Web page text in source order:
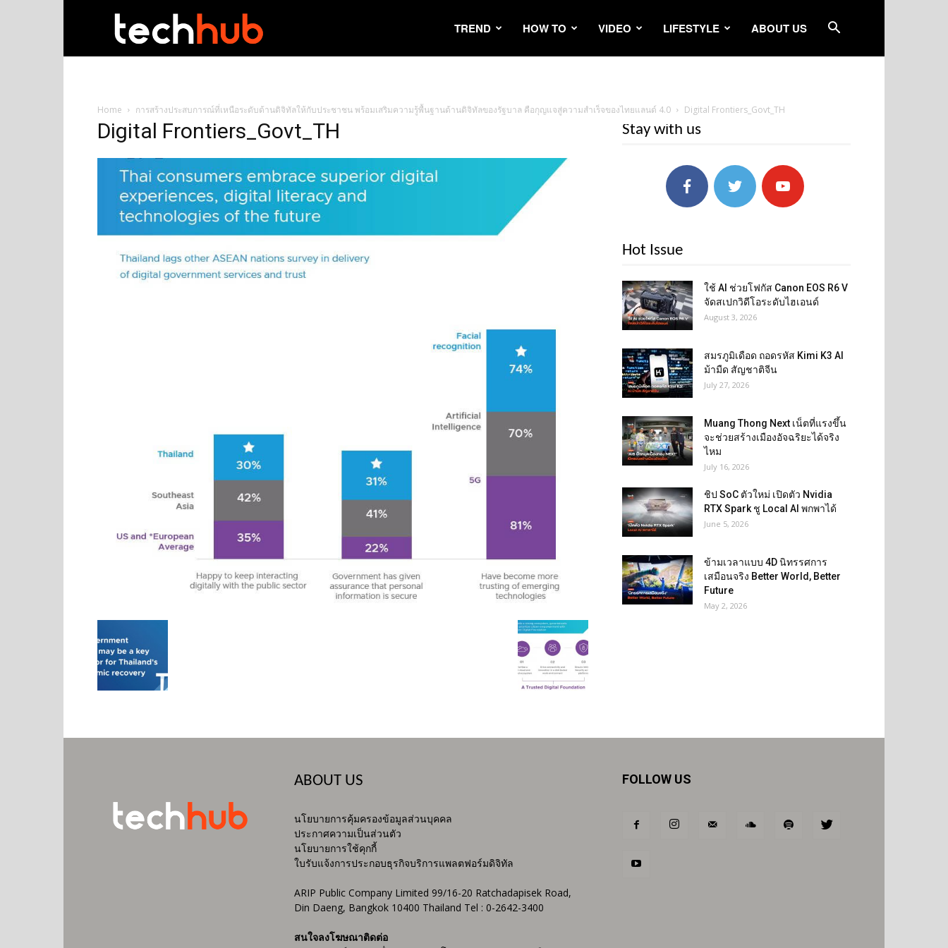
TREND HOW TO VIDEO LIFESTYLE ABOUT US
Home การสร้างประสบการณ์ที่เหนือระดับด้านดิจิทัลให้กับประชาชน พร้อมเสริมความรู้พื้นฐานด้านดิจิทัลของรัฐบาล คือกุญแจสู่ความสำเร็จของไทยแลนด์ 4.0 Digital Frontiers_Govt_TH
Digital Frontiers_Govt_TH Stay with us
Hot Issue
ใช้ AI ช่วยโฟกัส Canon EOS R6 V
จัดสเปกวิดีโอระดับไฮเอนด์
August 3, 2026
สมรภูมิเดือด ถอดรหัส Kimi K3 AI
ม้ามืด สัญชาติจีน
July 27, 2026
Muang Thong Next เน็ตที่แรงขึ้น
จะช่วยสร้างเมืองอัจฉริยะได้จริง
ไหม
July 16, 2026
ชิป SoC ตัวใหม่ เปิดตัว Nvidia
RTX Spark ชู Local AI พกพาได้
June 5, 2026
ข้ามเวลาแบบ 4D นิทรรศการ
เสมือนจริง Better World, Better
Future
May 2, 2026
ABOUT US
นโยบายการคุ้มครองข้อมูลส่วนบุคคล
ประกาศความเป็นส่วนตัว
นโยบายการใช้คุกกี้
ใบรับแจ้งการประกอบธุรกิจบริการแพลตฟอร์มดิจิทัล
ARIP Public Company Limited 99/16-20 Ratchadapisek Road,
Din Daeng, Bangkok 10400 Thailand Tel : 0-2642-3400
สนใจลงโฆษณาติดต่อ
FOLLOW US